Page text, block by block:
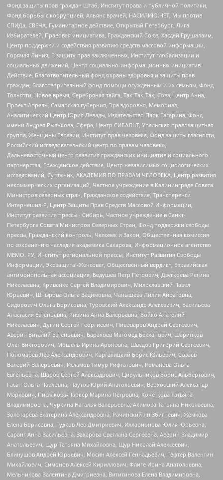
Фонд защиты прав граждан Штаб, Институт права и публичной политики,
Фонд борьбы с коррупцией, Альянс врачей, НАСИЛИЮ.НЕТ, Мы против
СПИДа, СВЕЧА, Гуманитарное действие, Открытый Петербург, Лига
Избирателей, Правовая инициатива, Гражданский Союз, Хасдей Ерушалаим,
Центр поддержки и содействия развитию средств массовой информации,
Горячая Линия, В защиту прав заключенных, Институт глобализации и
социальных движений, Центр социально-информационных инициатив
Действие, Благотворительный фонд охраны здоровья и защиты прав
граждан, Благотворительный фонд помощи осужденным и их семьям, Фонд
Тольятти, Новое время, Серебряная тайга, Так-Так-Так, Сова, центр Анна,
Проект Апрель, Самарская губерния, Эра здоровья, Мемориал,
Аналитический Центр Юрия Левады, Издательство Парк Гагарина, Фонд
имени Андрея Рылькова, Сфера, Центр СИБАЛЬТ, Уральская правозащитная
группа, Женщины Евразии, Институт прав человека, Фонд защиты гласности,
Российский исследовательский центр по правам человека,
Дальневосточный центр развития гражданских инициатив и социального
партнерства, Гражданское действие, Центр независимых социологических
исследований, Сутяжник, АКАДЕМИЯ ПО ПРАВАМ ЧЕЛОВЕКА, Центр развития
некоммерческих организаций, Частное учреждение в Калининграде Совета
Министров северных стран, Гражданское содействие, Трансперенси
Интернешнл-Р, Центр Защиты Прав Средств Массовой Информации,
Институт развития прессы - Сибирь, Частное учреждение в Санкт-
Петербурге Совета Министров Северных Стран, Фонд поддержки свободы
прессы, Гражданский контроль, Человек и Закон, Общественная комиссия
по сохранению наследия академика Сахарова, Информационное агентство
МЕМО. РУ, Институт региональной прессы, Институт Развития Свободы
Информации, Экозащита!-Женсовет, Общественный вердикт, Евразийская
антимонопольная ассоциация, Бедушев Петр Петрович, Дзугкоева Регина
Николаевна, Кривенко Сергей Владимирович, Милославский Павел
Юрьевич, Шнырова Ольга Вадимовна, Чанышева Лилия Айратовна,
Сидорович Ольга Борисовна, Туровский Александр Алексеевич, Васильева
Анастасия Евгеньевна, Ривина Анна Валерьевна, Бойко Анатолий
Николаевич, Дугин Сергей Георгиевич, Пивоваров Андрей Сергеевич,
Аверин Виталий Евгеньевич, Барахоев Магомед Бекханович, Шарипков
Олег Викторович, Мошель Ирина Ароновна, Шведов Григорий Сергеевич,
Пономарев Лев Александрович, Каргалицкий Борис Юльевич, Созаев
Валерий Валерьевич, Исламов Тимур Рифгатович, Романова Ольга
Евгеньевна, Щаров Сергей Алексадрович, Цирульников Борис Альбертович,
Гасан Ольга Павловна, Паутов Юрий Анатольевич, Верховский Александр
Маркович, Пислакова-Паркер Марина Петровна, Кочеткова Татьяна
Владимировна, Чуркина Наталья Валерьевна, Акимова Татьяна Николаевна,
Золотарева Екатерина Александровна, Рачинский Ян Збигневич, Жемкова
Елена Борисовна, Гудков Лев Дмитриевич, Илларионова Юлия Юрьевна,
Саранг Анна Васильевна, Захарова Светлана Сергеевна, Аверин Владимир
Анатольевич, Щур Татьяна Михайловна, Щур Николай Алексеевич,
Блинушов Андрей Юрьевич, Мосин Алексей Геннадьевич, Гефтер Валентин
Михайлович, Симонов Алексей Кириллович, Флиге Ирина Анатольевна,
Мельникова Валентина Дмитриевна, Вититинова Елена Владимировна,